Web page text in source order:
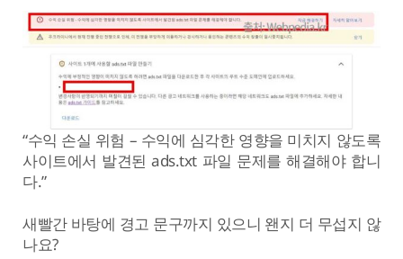
“수익 손실 위험 – 수익에 심각한 영향을 미치지 않도록
사이트에서 발견된 ads.txt 파일 문제를 해결해야 합니
다.”
새빨간 바탕에 경고 문구까지 있으니 왠지 더 무섭지 않
나요?